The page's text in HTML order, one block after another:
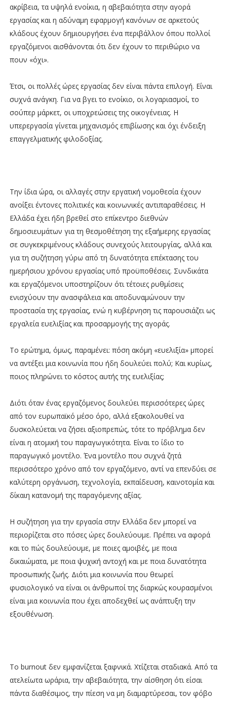
ακρίβεια, τα υψηλά ενοίκια, η αβεβαιότητα στην αγορά
εργασίας και η αδύναμη εφαρμογή κανόνων σε αρκετούς
κλάδους έχουν δημιουργήσει ένα περιβάλλον όπου πολλοί
εργαζόμενοι αισθάνονται ότι δεν έχουν το περιθώριο να
πουν «όχι».
Έτσι, οι πολλές ώρες εργασίας δεν είναι πάντα επιλογή. Είναι
συχνά ανάγκη. Για να βγει το ενοίκιο, οι λογαριασμοί, το
σούπερ μάρκετ, οι υποχρεώσεις της οικογένειας. Η
υπερεργασία γίνεται μηχανισμός επιβίωσης και όχι ένδειξη
επαγγελματικής φιλοδοξίας.
Την ίδια ώρα, οι αλλαγές στην εργατική νομοθεσία έχουν
ανοίξει έντονες πολιτικές και κοινωνικές αντιπαραθέσεις. Η
Ελλάδα έχει ήδη βρεθεί στο επίκεντρο διεθνών
δημοσιευμάτων για τη θεσμοθέτηση της εξαήμερης εργασίας
σε συγκεκριμένους κλάδους συνεχούς λειτουργίας, αλλά και
για τη συζήτηση γύρω από τη δυνατότητα επέκτασης του
ημερήσιου χρόνου εργασίας υπό προϋποθέσεις. Συνδικάτα
και εργαζόμενοι υποστηρίζουν ότι τέτοιες ρυθμίσεις
ενισχύουν την ανασφάλεια και αποδυναμώνουν την
προστασία της εργασίας, ενώ η κυβέρνηση τις παρουσιάζει ως
εργαλεία ευελιξίας και προσαρμογής της αγοράς.
Το ερώτημα, όμως, παραμένει: πόση ακόμη «ευελιξία» μπορεί
να αντέξει μια κοινωνία που ήδη δουλεύει πολύ; Και κυρίως,
ποιος πληρώνει το κόστος αυτής της ευελιξίας;
Διότι όταν ένας εργαζόμενος δουλεύει περισσότερες ώρες
από τον ευρωπαϊκό μέσο όρο, αλλά εξακολουθεί να
δυσκολεύεται να ζήσει αξιοπρεπώς, τότε το πρόβλημα δεν
είναι η ατομική του παραγωγικότητα. Είναι το ίδιο το
παραγωγικό μοντέλο. Ένα μοντέλο που συχνά ζητά
περισσότερο χρόνο από τον εργαζόμενο, αντί να επενδύει σε
καλύτερη οργάνωση, τεχνολογία, εκπαίδευση, καινοτομία και
δίκαιη κατανομή της παραγόμενης αξίας.
Η συζήτηση για την εργασία στην Ελλάδα δεν μπορεί να
περιορίζεται στο πόσες ώρες δουλεύουμε. Πρέπει να αφορά
και το πώς δουλεύουμε, με ποιες αμοιβές, με ποια
δικαιώματα, με ποια ψυχική αντοχή και με ποια δυνατότητα
προσωπικής ζωής. Διότι μια κοινωνία που θεωρεί
φυσιολογικό να είναι οι άνθρωποί της διαρκώς κουρασμένοι
είναι μια κοινωνία που έχει αποδεχθεί ως ανάπτυξη την
εξουθένωση.
Το burnout δεν εμφανίζεται ξαφνικά. Χτίζεται σταδιακά. Από τα
ατελείωτα ωράρια, την αβεβαιότητα, την αίσθηση ότι είσαι
πάντα διαθέσιμος, την πίεση να μη διαμαρτύρεσαι, τον φόβο